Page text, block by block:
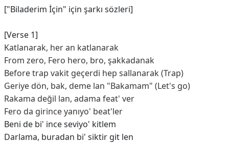
["Biladerim İçin" için şarkı sözleri]
[Verse 1]
Katlanarak, her an katlanarak
From zero, Fero hero, bro, şakkadanak
Before trap vakit geçerdi hep sallanarak (Trap)
Geriye dön, bak, deme lan "Bakamam" (Let's go)
Rakama değil lan, adama feat' ver
Fero da girince yanıyo' beat'ler
Beni de bi' ince seviyo' kitlem
Darlama, buradan bi' siktir git len